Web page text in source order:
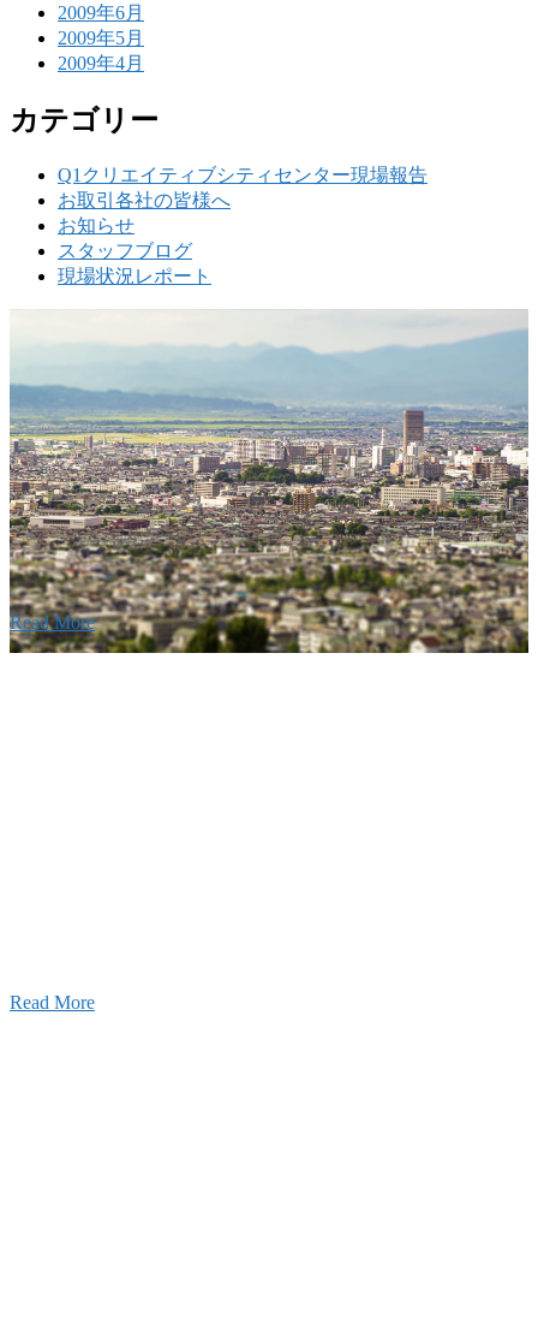
2009年6月
2009年5月
2009年4月
カテゴリー
Q1クリエイティブシティセンター現場報告
お取引各社の皆様へ
お知らせ
スタッフブログ
現場状況レポート
の歴史ある実績・建設技術と、旧カネフジハウス
利くフットワークが結びついた新しい建設会社で
Read More
Read More